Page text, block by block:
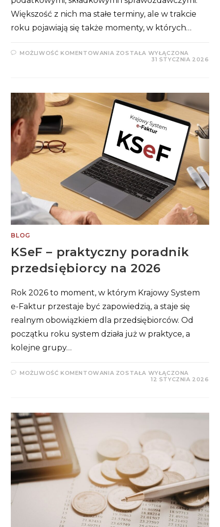
Większość z nich ma stałe terminy, ale w trakcie
roku pojawiają się także momenty, w których…
MOŻLIWOŚĆ KOMENTOWANIA KALENDARZ
OBOWIĄZKÓW
ZOSTAŁA WYŁĄCZONA
31 STYCZNIA 2026
BLOG
KSeF – praktyczny poradnik
przedsiębiorcy na 2026
Rok 2026 to moment, w którym Krajowy System
e-Faktur przestaje być zapowiedzią, a staje się
realnym obowiązkiem dla przedsiębiorców. Od
początku roku system działa już w praktyce, a
kolejne grupy…
MOŻLIWOŚĆ KOMENTOWANIA KSEF
2026
ZOSTAŁA WYŁĄCZONA
12 STYCZNIA 2026